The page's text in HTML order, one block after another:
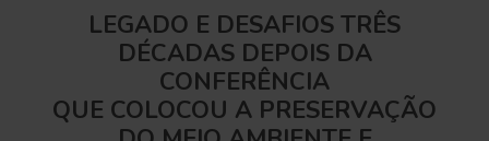
LEGADO E DESAFIOS TRÊS
DÉCADAS DEPOIS DA
CONFERÊNCIA
QUE COLOCOU A PRESERVAÇÃO